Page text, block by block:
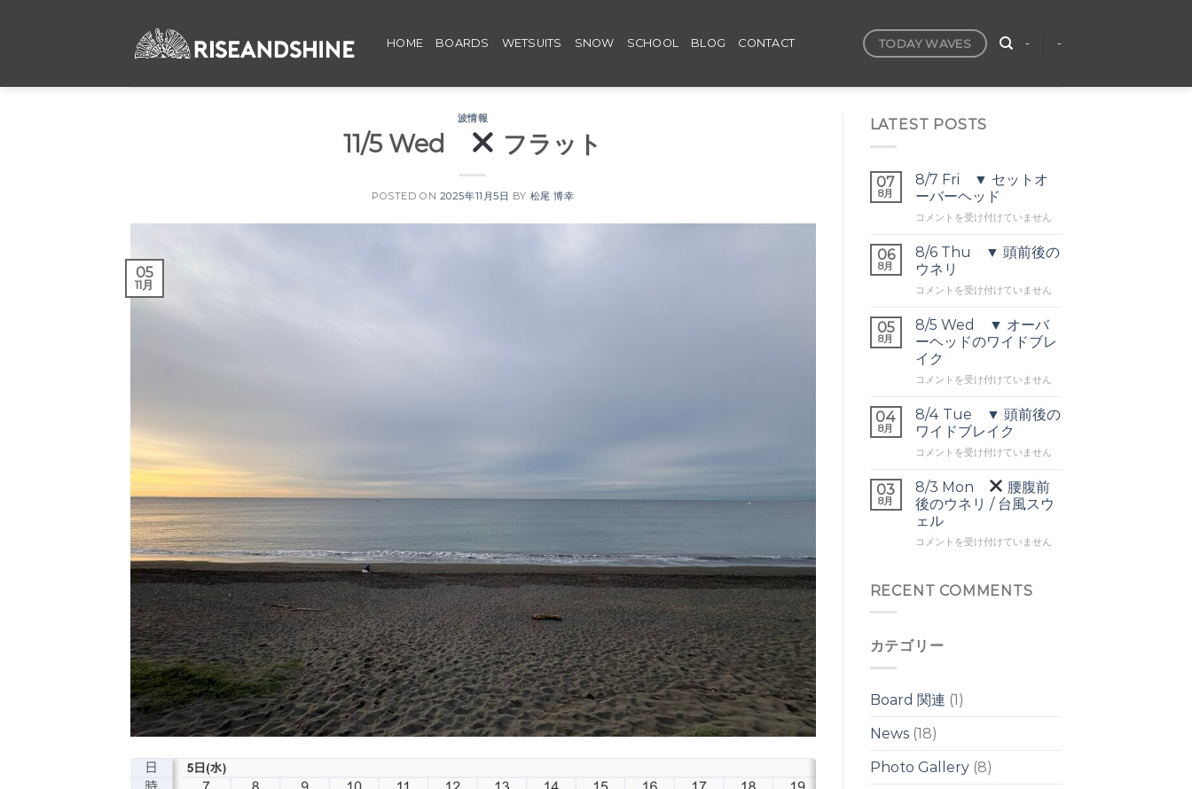
HOME BOARDS WETSUITS SNOW SCHOOL BLOG CONTACT TODAY WAVES - -
波情報
11/5 Wed フラット
POSTED ON 2025年11月5日 BY 松尾 博幸
05
11月
LATEST POSTS
07
8月
8/7 Fri ▼ セットオ
ーバーヘッド
8/7
▼
セ
ッ
ト
ー
ヘ
ッ
は
コメントを受け付けていません
06
8月
8/6 Thu ▼ 頭前後の
ウネリ
8/6
▼
頭
後
の
ネ
リ
は
コメントを受け付けていません
05
8月
8/5 Wed ▼ オーバ
ーヘッドのワイドブレ
イク
8/5
▼
オ
ー
バ
ヘ
ッ
ド
の
ワ
ブ
は
コメントを受け付けていません
04
8月
8/4 Tue ▼ 頭前後の
ワイドブレイク
8/4
▼
頭
前
後
の
ド
ク
コメントを受け付けていません
03
8月
8/3 Mon
腰腹前
後のウネリ / 台風スウ
ェル
8/3
腰
の
リ
/
風
ウ
コメントを受け付けていません
RECENT COMMENTS
カテゴリー
Board 関連 (1)
News(18)
Photo Gallery(8)